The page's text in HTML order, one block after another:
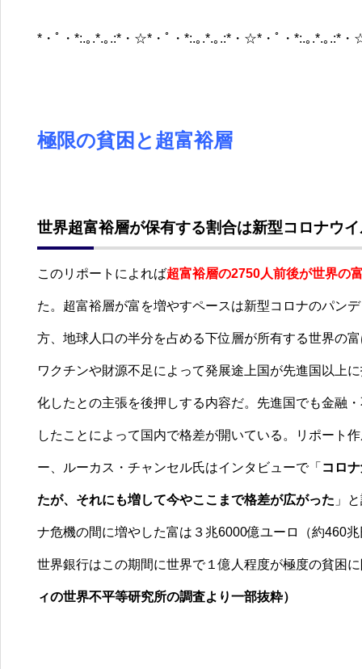
*・ﾟ・*:.｡.*.｡.:*・☆*・ﾟ・*:.｡.*.｡.:*・☆*・ﾟ・*:.｡.*.｡.:*・
極限の貧困と超富裕層
世界超富裕層が保有する割合は新型コロナウ
このリポートによれば超富裕層の2750人前後が世界の
た。超富裕層が富を増やすペースは新型コロナのパン
方、地球人口の半分を占める下位層が所有する世界の
ワクチンや財源不足によって発展途上国が先進国以上
化したとの主張を後押しする内容だ。先進国でも金融
したことによって国内で格差が開いている。リポート
ー、ルーカス・チャンセル氏はインタビューで「 コロ
たが、それにも増して今やここまで格差が広がった 」
ナ危機の間に増やした富は３兆6000億ユーロ（約460
世界銀行はこの期間に世界で１億人程度が極度の貧困
ィの世界不平等研究所の調査より一部抜粋）